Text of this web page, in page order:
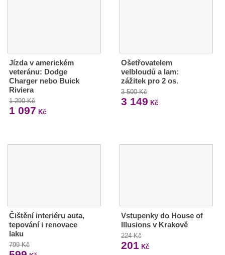
Jízda v americkém
veteránu: Dodge
Charger nebo Buick
Riviera
1 290 Kč
1 097 Kč
Ošetřovatelem
velbloudů a lam:
zážitek pro 2 os.
3 500 Kč
3 149 Kč
Čištění interiéru auta,
tepování i renovace
laku
799 Kč
Vstupenky do House of
Illusions v Krakově
224 Kč
201 Kč